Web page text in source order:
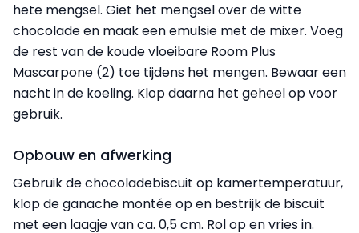
hete mengsel. Giet het mengsel over de witte
chocolade en maak een emulsie met de mixer. Voeg
de rest van de koude vloeibare Room Plus
Mascarpone (2) toe tijdens het mengen. Bewaar een
nacht in de koeling. Klop daarna het geheel op voor
gebruik.
Opbouw en afwerking
Gebruik de chocoladebiscuit op kamertemperatuur,
klop de ganache montée op en bestrijk de biscuit
met een laagje van ca. 0,5 cm. Rol op en vries in.